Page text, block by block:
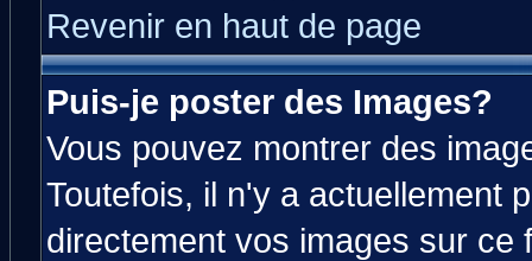
Revenir en haut de page
Puis-je poster des Images?
Vous pouvez montrer des
Toutefois, il n'y a actuellement
directement vos images sur ce